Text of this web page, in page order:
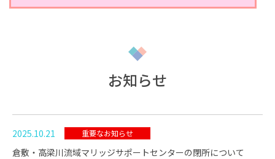
お知らせ
2025.10.21 重要なお知らせ
倉敷・高梁川流域マリッジサポートセンターの閉所について